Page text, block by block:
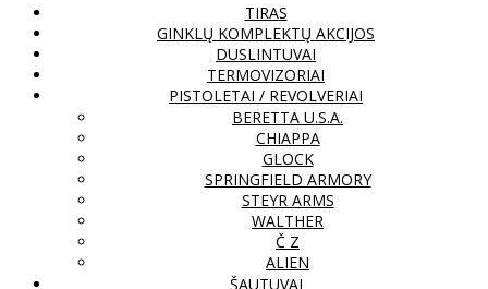
TIRAS
GINKLŲ KOMPLEKTŲ AKCIJOS
DUSLINTUVAI
TERMOVIZORIAI
PISTOLETAI / REVOLVERIAI
BERETTA U.S.A.
CHIAPPA
GLOCK
SPRINGFIELD ARMORY
STEYR ARMS
WALTHER
Č Z
ALIEN
ŠAUTUVAI